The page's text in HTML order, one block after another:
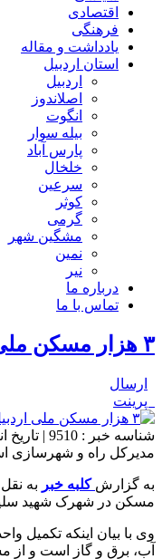
اقتصادی
فرهنگی
یادداشت و مقاله
استان اردبیل
اردبیل
اصلاندوز
انگوت
بیله سوار
پارس آباد
خلخال
سرعین
کوثر
گرمی
مشگین شهر
نمین
نیر
درباره ما
تماس با ما
۳ هزار مسکن ملی اردبیل آماده واگذاری است
ارسال
پرینت
شناسه خبر : 9510 | تاریخ انتشار : 06 ژوئن 2026 - 13:27 |
مدیرکل راه و شهرسازی
به گزارش کلبه خبر
مسکن در شهرک شهید
وی با بیان اینکه تکمیل
آب، برق و گاز است و از